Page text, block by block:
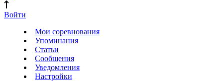
Войти
Мои соревнования
Упоминания
Статьи
Сообщения
Уведомления
Настройки